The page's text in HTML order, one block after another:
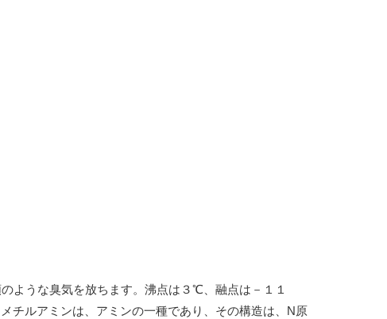
ような臭気を放ちます。沸点は３℃、融点は－１１
チルアミンは、アミンの一種であり、その構造は、N原